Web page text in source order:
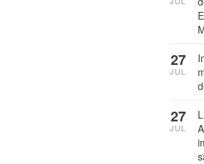
27
JUL
27
JUL